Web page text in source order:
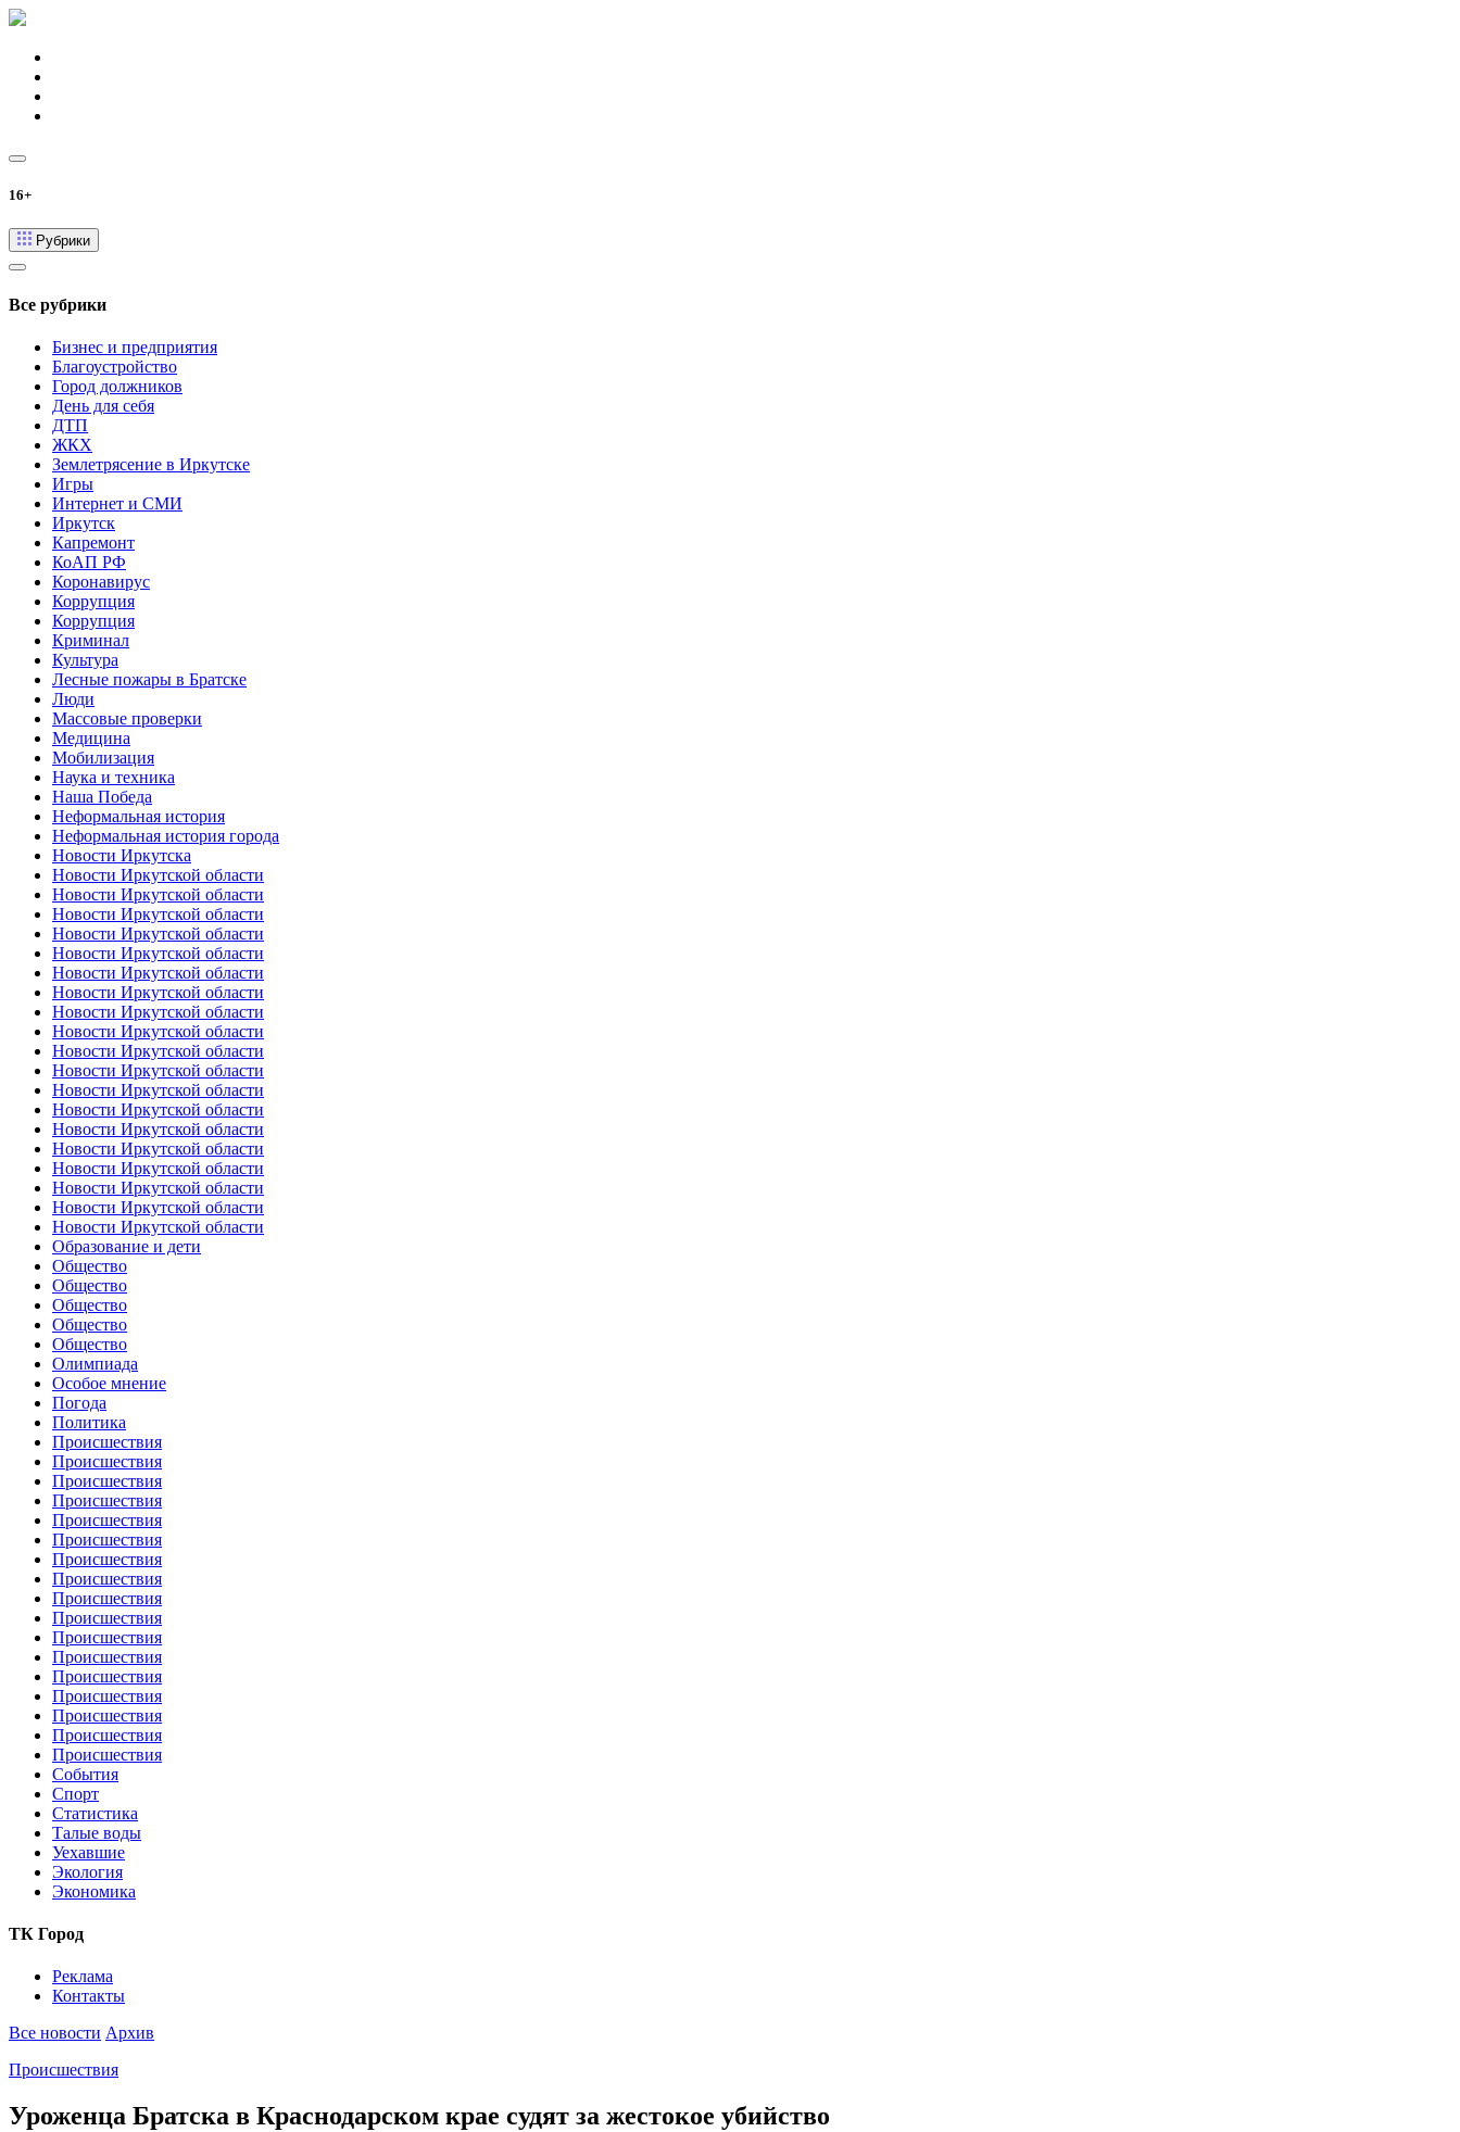
16+
Рубрики
Все рубрики
Бизнес и предприятия
Благоустройство
Город должников
День для себя
ДТП
ЖКХ
Землетрясение в Иркутске
Игры
Интернет и СМИ
Иркутск
Капремонт
КоАП РФ
Коронавирус
Коррупция
Коррупция
Криминал
Культура
Лесные пожары в Братске
Люди
Массовые проверки
Медицина
Мобилизация
Наука и техника
Наша Победа
Неформальная история
Неформальная история города
Новости Иркутска
Новости Иркутской области
Новости Иркутской области
Новости Иркутской области
Новости Иркутской области
Новости Иркутской области
Новости Иркутской области
Новости Иркутской области
Новости Иркутской области
Новости Иркутской области
Новости Иркутской области
Новости Иркутской области
Новости Иркутской области
Новости Иркутской области
Новости Иркутской области
Новости Иркутской области
Новости Иркутской области
Новости Иркутской области
Новости Иркутской области
Новости Иркутской области
Образование и дети
Общество
Общество
Общество
Общество
Общество
Олимпиада
Особое мнение
Погода
Политика
Происшествия
Происшествия
Происшествия
Происшествия
Происшествия
Происшествия
Происшествия
Происшествия
Происшествия
Происшествия
Происшествия
Происшествия
Происшествия
Происшествия
Происшествия
Происшествия
Происшествия
События
Спорт
Статистика
Талые воды
Уехавшие
Экология
Экономика
ТК Город
Реклама
Контакты
Все новости Архив
Происшествия
Уроженца Братска в Краснодарском крае судят за жестокое убийство